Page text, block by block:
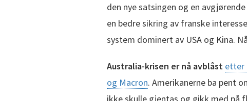
den nye satsingen og en
en bedre sikring av franske
system dominert av USA og Kina.
Australia-krisen er nå avblåst etter
og Macron. Amerikanerne ba pent
ikke skulle gjentas og gikk med på